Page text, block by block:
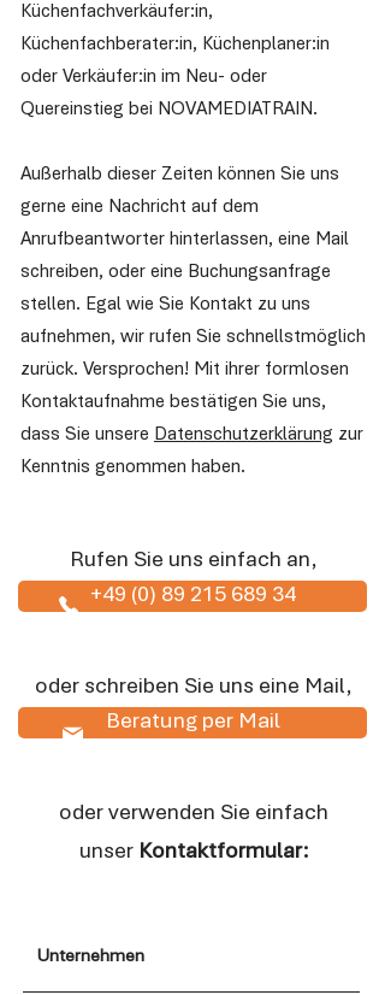
Küchenfachverkäufer:in,
Küchenfachberater:in, Küchenplaner:in
oder Verkäufer:in im Neu- oder
Quereinstieg bei NOVAMEDIATRAIN.
Außerhalb dieser Zeiten können Sie uns
gerne eine Nachricht auf dem
Anrufbeantworter hinterlassen, eine Mail
schreiben, oder eine Buchungsanfrage
stellen. Egal wie Sie Kontakt zu uns
aufnehmen, wir rufen Sie schnellstmöglich
zurück. Versprochen! Mit ihrer formlosen
Kontaktaufnahme bestätigen Sie uns,
dass Sie unsere Datenschutzerklärung zur
Kenntnis genommen haben.
Rufen Sie uns einfach an,
oder schreiben Sie uns eine Mail,
+49 (0) 89 215 689 34
Beratung per Mail
oder verwenden Sie einfach
unser Kontaktformular: